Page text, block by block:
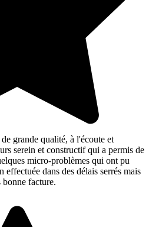
grande qualité, à l'écoute et
serein et constructif qui a permis de
micro-problèmes qui ont pu
effectuée dans des délais serrés mais
bonne facture.